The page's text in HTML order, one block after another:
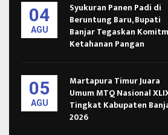
04
AGU
Syukuran Panen Padi di
Beruntung Baru, Bupati
Banjar Tegaskan
Ketahanan Pangan
05
AGU
Martapura Timur Juara
Umum MTQ Nasional
Tingkat Kabupaten
2026